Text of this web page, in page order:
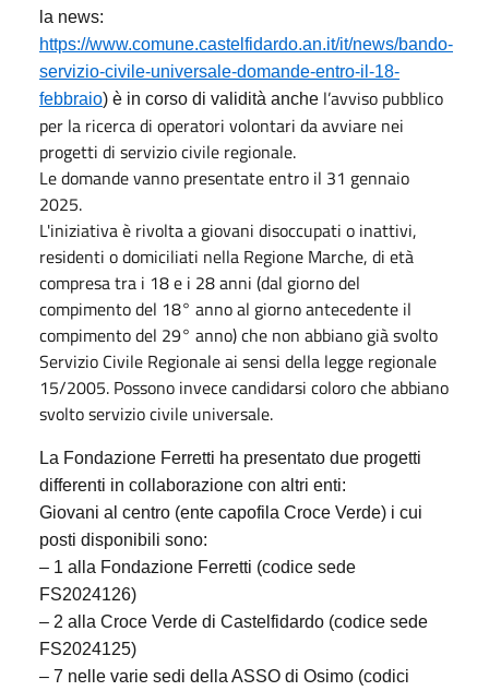
la news:
https://www.comune.castelfidardo.an.it/it/news/bando-
servizio-civile-universale-domande-entro-il-18-
febbraio) è in corso di validità anche l’avviso pubblico
per la ricerca di operatori volontari da avviare nei
progetti di servizio civile regionale.
Le domande vanno presentate entro il 31 gennaio
2025.
L'iniziativa è rivolta a giovani disoccupati o inattivi,
residenti o domiciliati nella Regione Marche, di età
compresa tra i 18 e i 28 anni (dal giorno del
compimento del 18° anno al giorno antecedente il
compimento del 29° anno) che non abbiano già svolto
Servizio Civile Regionale ai sensi della legge regionale
15/2005. Possono invece candidarsi coloro che abbiano
svolto servizio civile universale.
La Fondazione Ferretti ha presentato due progetti
differenti in collaborazione con altri enti:
Giovani al centro (ente capofila Croce Verde) i cui
posti disponibili sono:
– 1 alla Fondazione Ferretti (codice sede
FS2024126)
– 2 alla Croce Verde di Castelfidardo (codice sede
FS2024125)
– 7 nelle varie sedi della ASSO di Osimo (codici